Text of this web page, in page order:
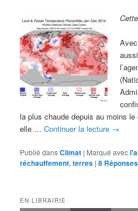
la plus chaude depuis au moins le
elle …Continuer la lecture →
Publié dansClimat | Marqué avec
réchauffement,terres |8 Réponses
EN LIBRAIRIE